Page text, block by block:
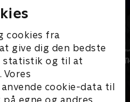
cookies fra
give dig den bedste
statistik og til at
cookie-data til